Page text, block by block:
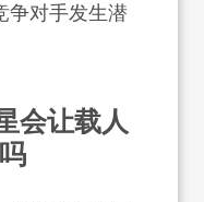
争对手发生潜
会让载人